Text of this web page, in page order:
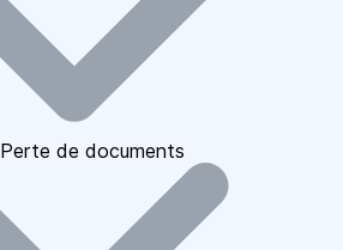
Perte de documents